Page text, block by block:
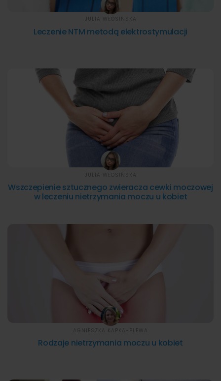
Leczenie NTM metodą elektrostymulacji
Wszczepienie sztucznego zwieracza cewki moczowej
w leczeniu nietrzymania moczu u kobiet
Rodzaje nietrzymania moczu u kobiet